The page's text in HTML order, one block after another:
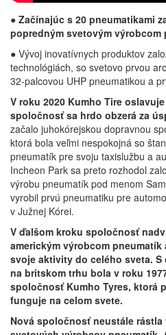
● Začínajúc s 20 pneumatikami
popredným svetovým výrobcom
● Vývoj inovatívnych produktov
technológiách, so svetovo prvou
32-palcovou UHP pneumatikou a
V roku 2020 Kumho Tire
spoločnosť sa hrdo obzerá za
začalo juhokórejskou dopravnou
ktorá bola veľmi nespokojná so
pneumatík pre svoju taxislužbu a
Incheon Park sa preto rozhodol
výrobu pneumatík pod menom
vyrobil prvú pneumatiku pre
v Južnej Kórei.
V ďalšom kroku spoločnosť
americkým výrobcom
svoje aktivity do celého sveta. S
na britskom trhu bola v roku
spoločnosť Kumho Tyres, ktorá
funguje na celom svete.
Nová spoločnosť neustále